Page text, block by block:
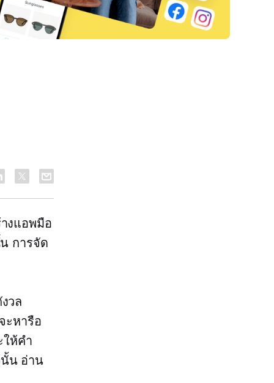
งแอพมือ
การจัด
วล
ะหารือ
ห้คำ
นั้นอ่าน